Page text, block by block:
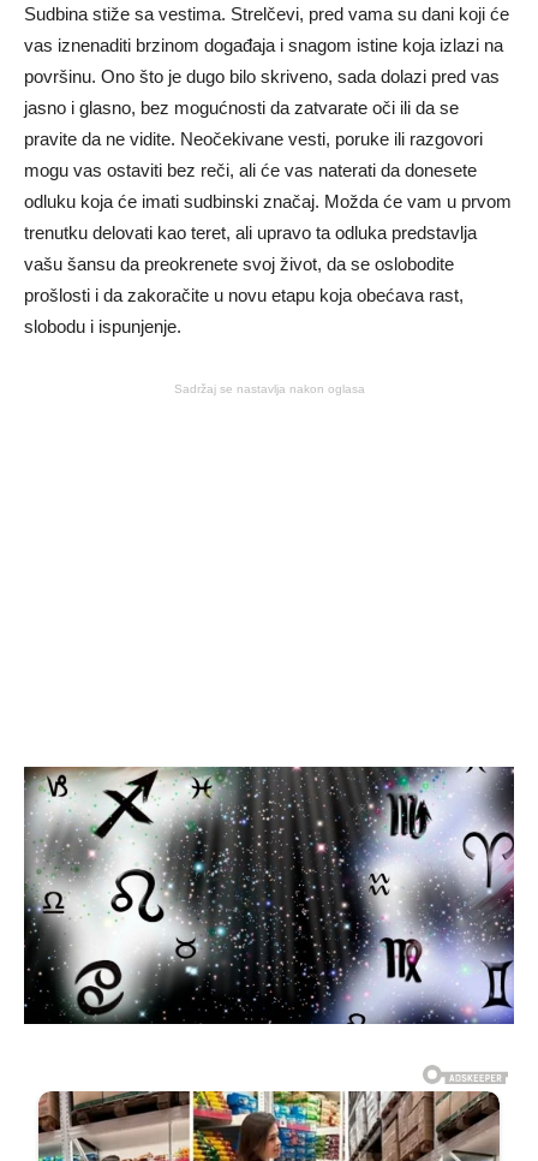
Sudbina stiže sa vestima. Strelčevi, pred vama su dani koji će
vas iznenaditi brzinom događaja i snagom istine koja izlazi na
površinu. Ono što je dugo bilo skriveno, sada dolazi pred vas
jasno i glasno, bez mogućnosti da zatvarate oči ili da se
pravite da ne vidite. Neočekivane vesti, poruke ili razgovori
mogu vas ostaviti bez reči, ali će vas naterati da donesete
odluku koja će imati sudbinski značaj. Možda će vam u prvom
trenutku delovati kao teret, ali upravo ta odluka predstavlja
vašu šansu da preokrenete svoj život, da se oslobodite
prošlosti i da zakoračite u novu etapu koja obećava rast,
slobodu i ispunjenje.
Sadržaj se nastavlja nakon oglasa